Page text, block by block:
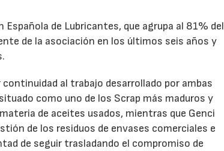
de Lubricantes, que agrupa al 81% del
de la asociación en los últimos seis años y
continuidad al trabajo desarrollado por ambas
como uno de los Scrap más maduros y
de aceites usados, mientras que Genci
de los residuos de envases comerciales e
de seguir trasladando el compromiso de